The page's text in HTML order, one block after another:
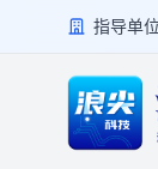
指导单